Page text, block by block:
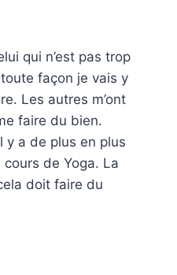
qui n’est pas trop
façon je vais y
Les autres m’ont
faire du bien.
y a de plus en plus
de Yoga. La
doit faire du